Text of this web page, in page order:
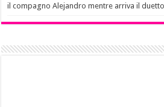
il compagno Alejandro mentre arriva il